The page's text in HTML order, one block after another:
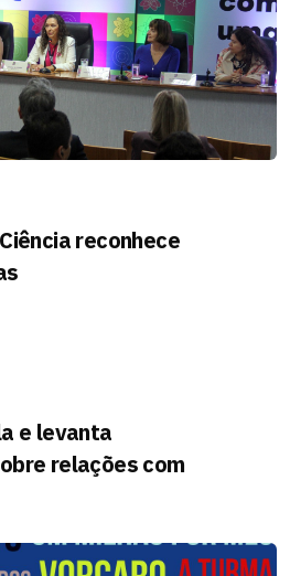
reconhece
e levanta
relações com